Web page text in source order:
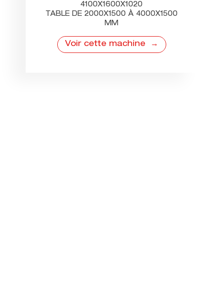
4100X1600X1020
TABLE DE 2000X1500 À 4000X1500
MM
Voir cette machine